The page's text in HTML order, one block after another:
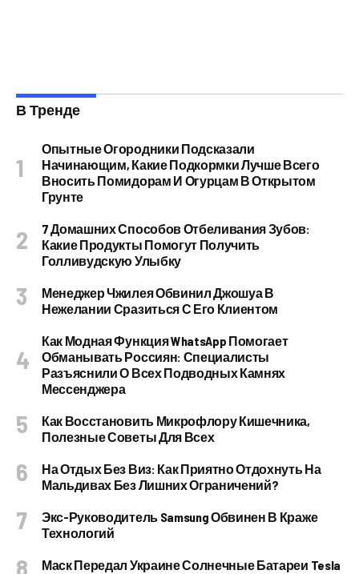
В Тренде
Опытные Огородники Подсказали
Начинающим, Какие Подкормки Лучше Всего
Вносить Помидорам И Огурцам В Открытом
Грунте
7 Домашних Способов Отбеливания Зубов:
Какие Продукты Помогут Получить
Голливудскую Улыбку
Менеджер Чжилея Обвинил Джошуа В
Нежелании Сразиться С Его Клиентом
Как Модная Функция WhatsApp Помогает
Обманывать Россиян: Специалисты
Разъяснили О Всех Подводных Камнях
Мессенджера
Как Восстановить Микрофлору Кишечника,
Полезные Советы Для Всех
На Отдых Без Виз: Как Приятно Отдохнуть На
Мальдивах Без Лишних Ограничений?
Экс-Руководитель Samsung Обвинен В Краже
Технологий
Маск Передал Украине Солнечные Батареи Tesla